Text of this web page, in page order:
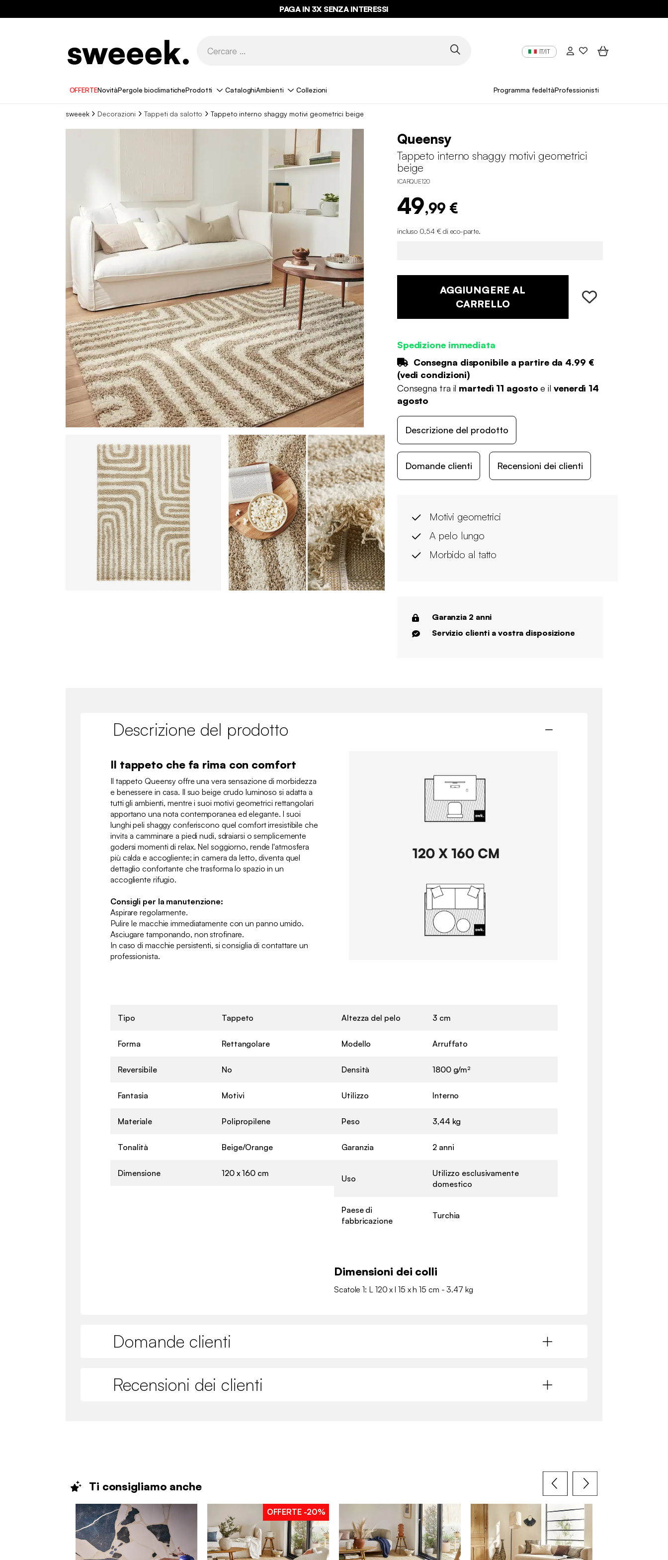
PAGA IN 3X SENZA INTERESSI
IT/IT
OFFERTENovitàPergole bioclimaticheProdotti CataloghiAmbienti Collezioni Programma fedeltàProfessionisti
sweeek Decorazioni Tappeti da salotto Tappeto interno shaggy motivi geometrici beige
Queensy
Tappeto interno shaggy motivi geometrici
beige
ICARQUE120
49,99 €
incluso 0,54 € di eco-parte.
AGGIUNGERE AL
CARRELLO
Spedizione immediata
Consegna disponibile a partire da 4.99 €
(vedi condizioni)
Consegna tra il martedì 11 agosto e il venerdì 14
agosto
Descrizione del prodotto
Domande clienti Recensioni dei clienti
Motivi geometrici
A pelo lungo
Morbido al tatto
Garanzia 2 anni
Servizio clienti a vostra disposizione
Descrizione del prodotto
Il tappeto che fa rima con comfort
Il tappeto Queensy offre una vera sensazione di morbidezza
e benessere in casa. Il suo beige crudo luminoso si adatta a
tutti gli ambienti, mentre i suoi motivi geometrici rettangolari
apportano una nota contemporanea ed elegante. I suoi
lunghi peli shaggy conferiscono quel comfort irresistibile che
invita a camminare a piedi nudi, sdraiarsi o semplicemente
godersi momenti di relax. Nel soggiorno, rende l'atmosfera
più calda e accogliente; in camera da letto, diventa quel
dettaglio confortante che trasforma lo spazio in un
accogliente rifugio.
Consigli per la manutenzione:
Aspirare regolarmente.
Pulire le macchie immediatamente con un panno umido.
Asciugare tamponando, non strofinare.
In caso di macchie persistenti, si consiglia di contattare un
professionista.
Tipo Tappeto
Forma Rettangolare
Reversibile No
Fantasia Motivi
Materiale Polipropilene
Tonalità Beige/Orange
Dimensione 120 x 160 cm
Altezza del pelo 3 cm
Modello Arruffato
Densità 1800 g/m²
Utilizzo Interno
Peso 3,44 kg
Garanzia 2 anni
Uso
Utilizzo esclusivamente
domestico
Paese di
fabbricazione
Turchia
Dimensioni dei colli
Scatole 1: L 120 x l 15 x h 15 cm - 3.47 kg
Domande clienti
Recensioni dei clienti
Ti consigliamo anche
OFFERTE -20%